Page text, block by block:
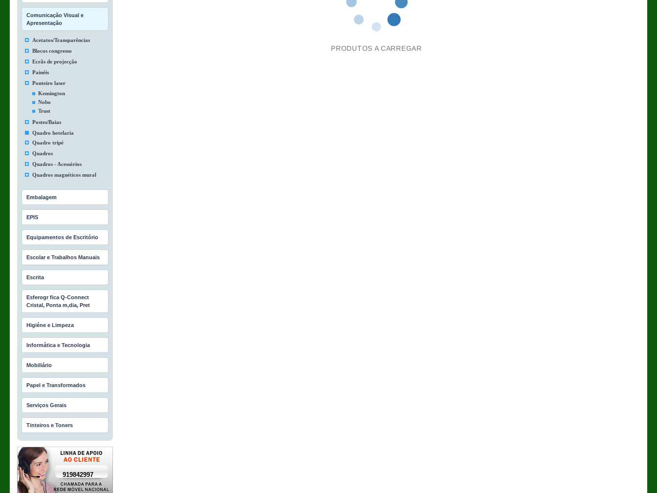
Comunicação Visual e
Apresentação
Acetatos/Transparências
Blocos congresso
Ecrãs de projecção
Painéis
Ponteiro laser
Kensington
Nobo
Trust
Postes/Baias
Quadro hotelaria
Quadro tripé
Quadros
Quadros - Acessórios
Quadros magnéticos mural
Embalagem
EPIS
Equipamentos de Escritório
Escolar e Trabalhos Manuais
Escrita
Esferogr fica Q-Connect
Cristal, Ponta m‚dia, Pret
Higiéne e Limpeza
Informática e Tecnologia
Mobiliário
Papel e Transformados
Serviços Gerais
Tinteiros e Toners
919842997
PRODUTOS A CARREGAR